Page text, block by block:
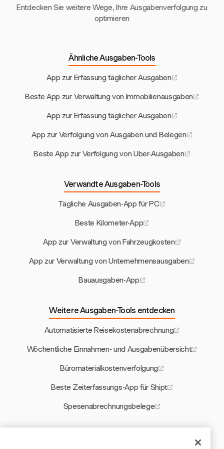
Entdecken Sie weitere Wege, Ihre Ausgabenverfolgung zu
optimieren
Ähnliche Ausgaben-Tools
App zur Erfassung täglicher Ausgaben
Beste App zur Verwaltung von Immobilienausgaben
App zur Erfassung täglicher Ausgaben
App zur Verfolgung von Ausgaben und Belegen
Beste App zur Verfolgung von Uber-Ausgaben
Verwandte Ausgaben-Tools
Tägliche Ausgaben-App für PC
Beste Kilometer-App
App zur Verwaltung von Fahrzeugkosten
App zur Verwaltung von Unternehmensausgaben
Bauausgaben-App
Weitere Ausgaben-Tools entdecken
Automatisierte Reisekostenabrechnung
Wöchentliche Einnahmen- und Ausgabenübersicht
Büromaterialkostenverfolgung
Beste Zeiterfassungs-App für Shipt
Spesenabrechnungsbelege